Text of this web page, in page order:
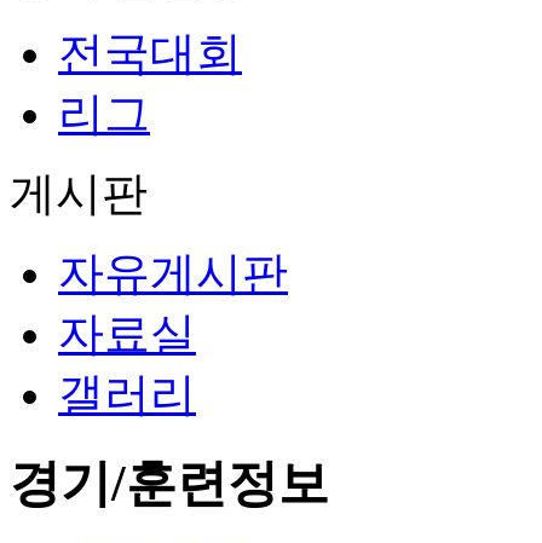
전국대회
리그
게시판
자유게시판
자료실
갤러리
경기/훈련정보